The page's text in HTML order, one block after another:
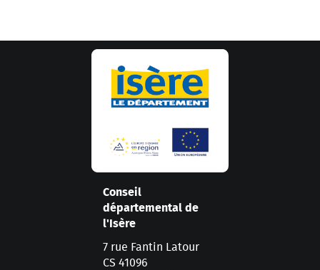
Conseil
départemental de
l'Isère
7 rue Fantin Latour
CS 41096